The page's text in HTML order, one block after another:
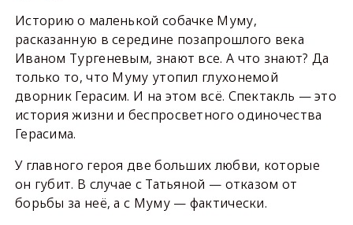
Историю о маленькой собачке Муму,
расказанную в середине позапрошлого века
Иваном Тургеневым, знают все. А что знают? Да
только то, что Муму утопил глухонемой
дворник Герасим. И на этом всё. Спектакль — это
история жизни и беспросветного одиночества
Герасима.
У главного героя две больших любви, которые
он губит. В случае с Татьяной — отказом от
борьбы за неё, а с Муму — фактически.